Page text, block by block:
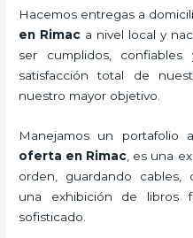
Hacemos entregas a
en Rimac a nivel local y
ser cumplidos,
satisfacción total de
nuestro mayor objetivo.
Manejamos un portafolio
oferta en Rimac, es una
orden, guardando cables,
una exhibición de libros
sofisticado.